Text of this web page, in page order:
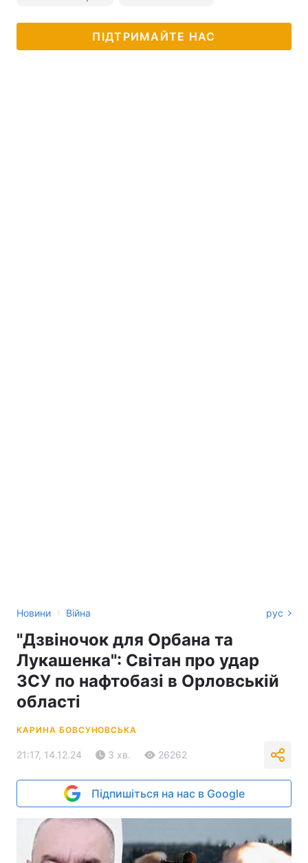
ПІДТРИМАЙТЕ НАС
Новини › Війна рус
"Дзвіночок для Орбана та
Лукашенка": Світан про удар
ЗСУ по нафтобазі в Орловській
області
КАРИНА БОВСУНОВСЬКА
21:17, 14.12.24 3 хв. 26262
Підпишіться на нас в Google